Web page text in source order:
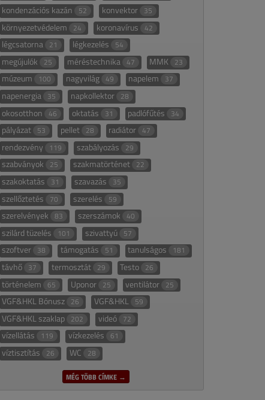
kondenzációs kazán 52 konvektor 35
környezetvédelem 24 koronavírus 42
légcsatorna 21 légkezelés 54
megújulók 25 méréstechnika 47 MMK 23
múzeum 100 nagyvilág 49 napelem 37
napenergia 35 napkollektor 28
okosotthon 46 oktatás 31 padlófűtés 34
pályázat 53 pellet 28 radiátor 47
rendezvény 119 szabályozás 29
szabványok 25 szakmatörténet 22
szakoktatás 31 szavazás 35
szellőztetés 70 szerelés 59
szerelvények 83 szerszámok 40
szilárd tüzelés 101 szivattyú 57
szoftver 38 támogatás 51 tanulságos 181
távhő 37 termosztát 29 Testo 26
történelem 65 Uponor 25 ventilátor 25
VGF&HKL Bónusz 26 VGF&HKL 59
VGF&HKL szaklap 202 videó 72
vízellátás 119 vízkezelés 61
víztisztítás 26 WC 28
MÉG TÖBB CÍMKE →